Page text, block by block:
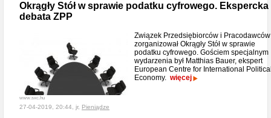
Okrągły Stół w sprawie podatku cyfrowego. Ekspercka
debata ZPP
www.sxc.hu
Związek Przedsiębiorców i Pracodawców
zorganizował Okrągły Stół w sprawie
podatku cyfrowego. Gościem specjalnym
wydarzenia był Matthias Bauer, ekspert
European Centre for International
Economy. więcej
27-04-2019, 20:44, jr, Pieniądze